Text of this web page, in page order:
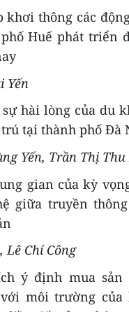
khơi thông các
Huế phát triển
Yến
hài lòng của du
tại thành phố Đà
Yến, Trần Thị
gian của kỳ
giữa truyền
Lê Chí Công
ý định mua sản
môi trường của